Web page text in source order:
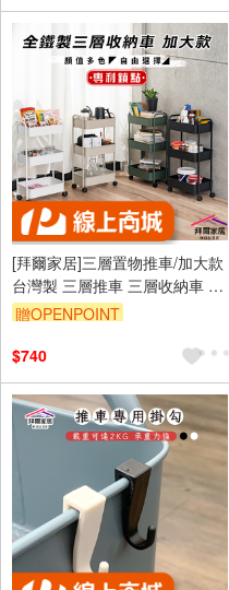
[拜爾家居]三層置物推車/加大款
台灣製 三層推車 三層收納車 三
層置物收納車 三層移動式推車
贈OPENPOINT
$740